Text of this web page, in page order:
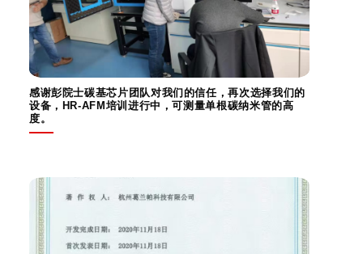
感谢彭院士碳基芯片团队对我们的信任，再次选择我们的
设备，HR-AFM培训进行中，可测量单根碳纳米管的高
度。